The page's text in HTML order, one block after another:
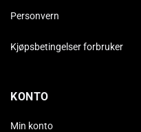
Personvern
Kjøpsbetingelser forbruker
KONTO
Min konto